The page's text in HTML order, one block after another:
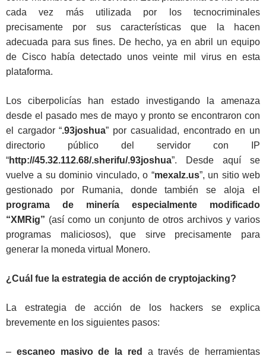
cada vez más utilizada por los tecnocriminales
precisamente por sus características que la hacen
adecuada para sus fines. De hecho, ya en abril un equipo
de Cisco había detectado unos veinte mil virus en esta
plataforma.
Los ciberpolicías han estado investigando la amenaza
desde el pasado mes de mayo y pronto se encontraron con
el cargador “.93joshua” por casualidad, encontrado en un
directorio público del servidor con IP
“http://45.32.112.68/.sherifu/.93joshua”. Desde aquí se
vuelve a su dominio vinculado, o “mexalz.us”, un sitio web
gestionado por Rumania, donde también se aloja el
programa de minería especialmente modificado
“XMRig” (así como un conjunto de otros archivos y varios
programas maliciosos), que sirve precisamente para
generar la moneda virtual Monero.
¿Cuál fue la estrategia de acción de cryptojacking?
La estrategia de acción de los hackers se explica
brevemente en los siguientes pasos:
– escaneo masivo de la red
a través de herramientas